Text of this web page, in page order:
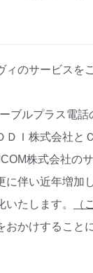
のサービスを
ブルプラス電
Ｉ株式会社と
株式会社の
に伴い近年増加
たします。
（
かけすること